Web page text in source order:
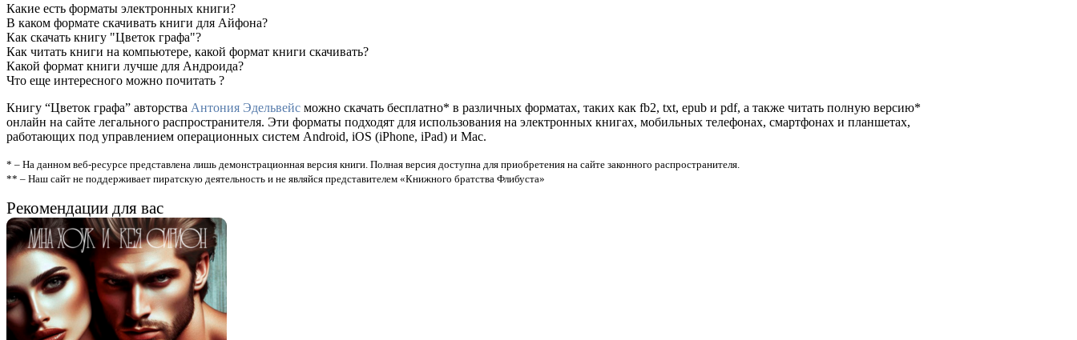
Какие есть форматы электронных книги?
В каком формате скачивать книги для Айфона?
Как скачать книгу "Цветок графа"?
Как читать книги на компьютере, какой формат книги скачивать?
Какой формат книги лучше для Андроида?
Что еще интересного можно почитать ?
Книгу “Цветок графа” авторства Антония Эдельвейс можно скачать бесплатно* в различных форматах, таких как fb2, txt, epub и pdf, а также читать полную версию*
онлайн на сайте легального распространителя. Эти форматы подходят для использования на электронных книгах, мобильных телефонах, смартфонах и планшетах,
работающих под управлением операционных систем Android, iOS (iPhone, iPad) и Mac.
* – На данном веб-ресурсе представлена лишь демонстрационная версия книги. Полная версия доступна для приобретения на сайте законного распространителя.
** – Наш сайт не поддерживает пиратскую деятельность и не являйся представителем «Книжного братства Флибуста»
Рекомендации для вас